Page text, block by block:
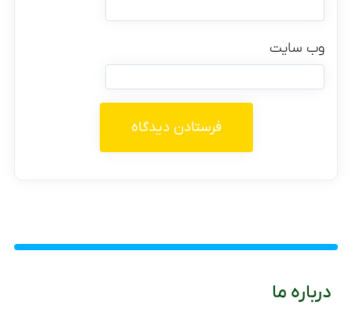
وب‌ سایت
درباره ما